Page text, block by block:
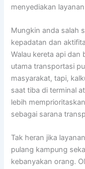
menyediakan
Mungkin anda salah
kepadatan dan
Walau kereta api dan
utama transportasi
masyarakat, tapi,
saat tiba di terminal
lebih
sebagai sarana
Tak heran jika
pulang kampung
kebanyakan orang.